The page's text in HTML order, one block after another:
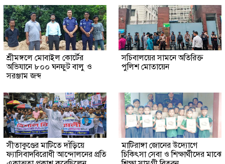
শ্রীমঙ্গলে মোবাইল কোর্টের
অভিযানে ৮০০ ঘনফুট বালু ও
সরঞ্জাম জব্দ
সচিবালয়ের সামনে অতিরিক্ত
পুলিশ মোতায়েন
সীতাকুণ্ডের মাটিতে দাঁড়িয়ে
ফ্যাসিবাদবিরোধী আন্দোলনের প্রতি
মাটিরাঙ্গা জোনের উদ্যোগে
চিকিৎসা সেবা ও শিক্ষার্থীদের মাঝে